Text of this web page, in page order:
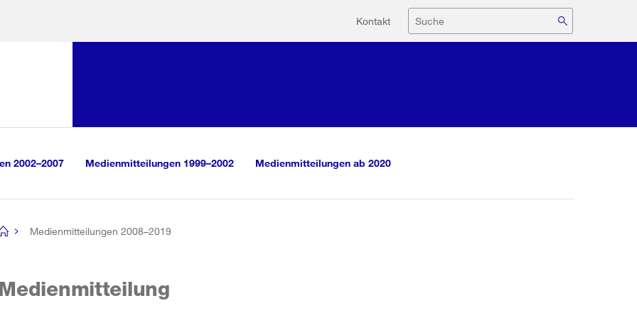
Hilfsnavigation
Kontakt Suche
2002–2007 Medienmitteilungen 1999–2002 Medienmitteilungen ab 2020
Medienmitteilungen 2008–2019